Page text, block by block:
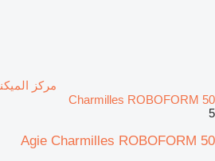
Charmilles ROBOFORM 50
5
Agie Charmilles ROBOFORM 50